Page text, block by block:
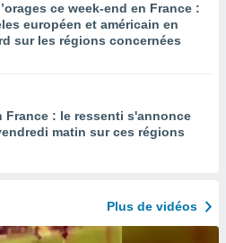
ce week-end en France :
européen et américain en
sur les régions concernées
France : le ressenti s'annonce
matin sur ces régions
Plus de vidéos